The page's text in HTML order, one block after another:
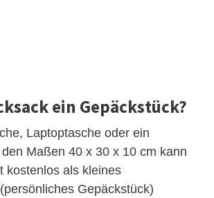
ein Gepäckstück?
Laptoptasche oder ein
Maßen 40 x 30 x 10 cm kann
kostenlos als kleines
Gepäckstück)